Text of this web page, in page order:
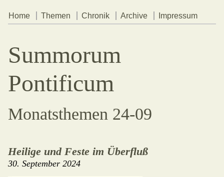
Home Themen Chronik Archive Impressum
Summorum
Pontificum
Monatsthemen 24-09
Heilige und Feste im Überfluß
30. September 2024